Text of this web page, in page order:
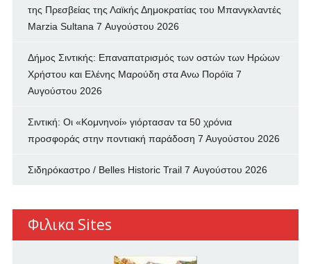
της Πρεσβείας της Λαϊκής Δημοκρατίας του Μπανγκλαντές
Marzia Sultana 7 Αυγούστου 2026
Δήμος Σιντικής: Επαναπατρισμός των oστών των Ηρώων
Χρήστου και Ελένης Μαρούδη στα Ανω Πορόϊα 7
Αυγούστου 2026
Σιντική: Οι «Κομνηνοί» γιόρτασαν τα 50 χρόνια
προσφοράς στην ποντιακή παράδοση 7 Αυγούστου 2026
Σιδηρόκαστρο / Belles Historic Trail 7 Αυγούστου 2026
Φιλικα Sites